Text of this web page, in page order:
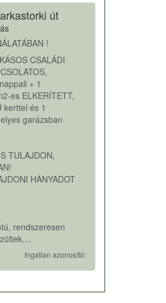
út
!
CSALÁDI
+ 1
es ELKERÍTETT,
kerttel és 1
garázsban
TULAJDON,
HÁNYADOT
rendszeresen
Ingatlan azonosító: